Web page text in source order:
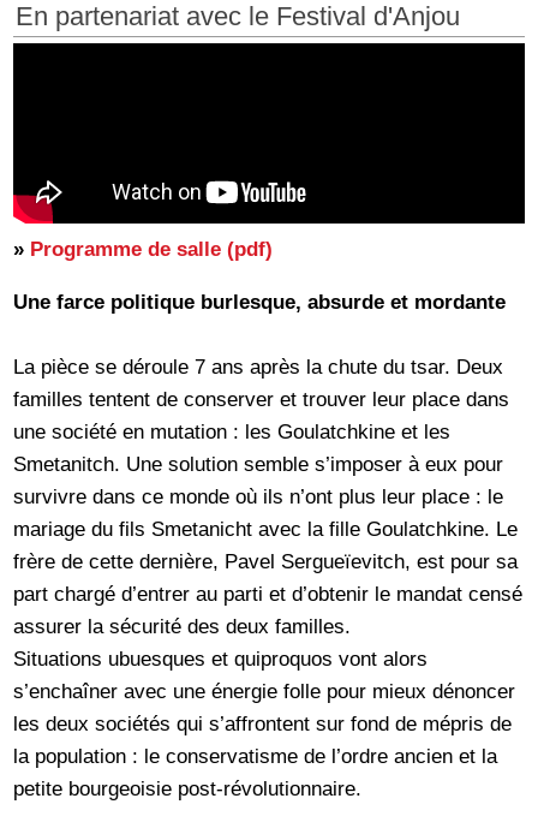
En partenariat avec le Festival d'Anjou
» Programme de salle (pdf)
Une farce politique burlesque, absurde et mordante
La pièce se déroule 7 ans après la chute du tsar. Deux
familles tentent de conserver et trouver leur place dans
une société en mutation : les Goulatchkine et les
Smetanitch. Une solution semble s’imposer à eux pour
survivre dans ce monde où ils n’ont plus leur place : le
mariage du fils Smetanicht avec la fille Goulatchkine. Le
frère de cette dernière, Pavel Sergueïevitch, est pour sa
part chargé d’entrer au parti et d’obtenir le mandat censé
assurer la sécurité des deux familles.
Situations ubuesques et quiproquos vont alors
s’enchaîner avec une énergie folle pour mieux dénoncer
les deux sociétés qui s’affrontent sur fond de mépris de
la population : le conservatisme de l’ordre ancien et la
petite bourgeoisie post-révolutionnaire.